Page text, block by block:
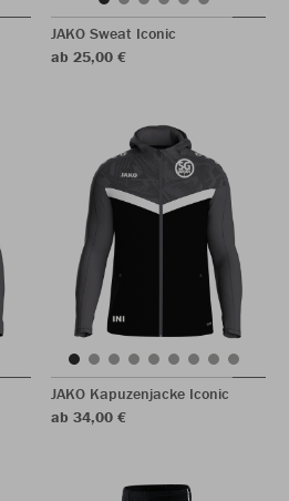
JAKO Sweat Iconic
ab 25,00 €
JAKO Kapuzenjacke Iconic
ab 34,00 €